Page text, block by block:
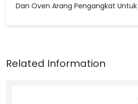
Dan Oven Arang Pengangkat